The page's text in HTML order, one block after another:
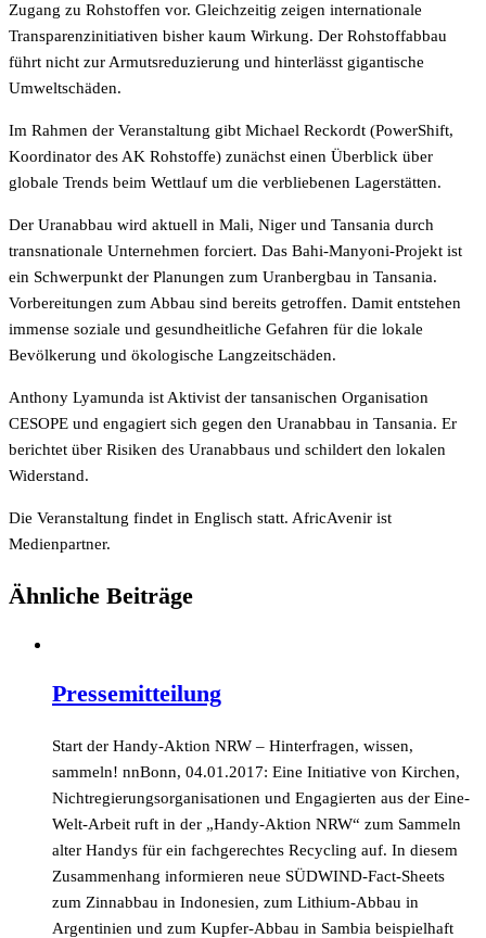
Zugang zu Rohstoffen vor. Gleichzeitig zeigen internationale
Transparenzinitiativen bisher kaum Wirkung. Der Rohstoffabbau
führt nicht zur Armutsreduzierung und hinterlässt gigantische
Umweltschäden.
Im Rahmen der Veranstaltung gibt Michael Reckordt (PowerShift,
Koordinator des AK Rohstoffe) zunächst einen Überblick über
globale Trends beim Wettlauf um die verbliebenen Lagerstätten.
Der Uranabbau wird aktuell in Mali, Niger und Tansania durch
transnationale Unternehmen forciert. Das Bahi-Manyoni-Projekt ist
ein Schwerpunkt der Planungen zum Uranbergbau in Tansania.
Vorbereitungen zum Abbau sind bereits getroffen. Damit entstehen
immense soziale und gesundheitliche Gefahren für die lokale
Bevölkerung und ökologische Langzeitschäden.
Anthony Lyamunda ist Aktivist der tansanischen Organisation
CESOPE und engagiert sich gegen den Uranabbau in Tansania. Er
berichtet über Risiken des Uranabbaus und schildert den lokalen
Widerstand.
Die Veranstaltung findet in Englisch statt. AfricAvenir ist
Medienpartner.
Ähnliche Beiträge
Pressemitteilung
Start der Handy-Aktion NRW – Hinterfragen, wissen,
sammeln! nnBonn, 04.01.2017: Eine Initiative von Kirchen,
Nichtregierungsorganisationen und Engagierten aus der Eine-
Welt-Arbeit ruft in der „Handy-Aktion NRW“ zum Sammeln
alter Handys für ein fachgerechtes Recycling auf. In diesem
Zusammenhang informieren neue SÜDWIND-Fact-Sheets
zum Zinnabbau in Indonesien, zum Lithium-Abbau in
Argentinien und zum Kupfer-Abbau in Sambia beispielhaft